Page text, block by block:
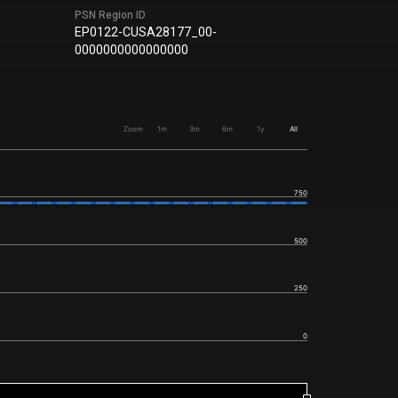
PSN Region ID
EP0122-CUSA28177_00-
0000000000000000
Zoom 1m 3m 6m 1y All
0
250
500
750